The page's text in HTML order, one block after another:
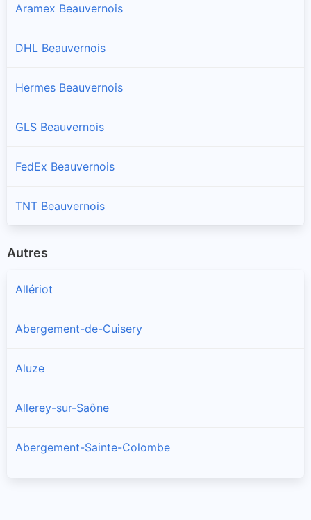
Aramex Beauvernois
DHL Beauvernois
Hermes Beauvernois
GLS Beauvernois
FedEx Beauvernois
TNT Beauvernois
Autres
Allériot
Abergement-de-Cuisery
Aluze
Allerey-sur-Saône
Abergement-Sainte-Colombe